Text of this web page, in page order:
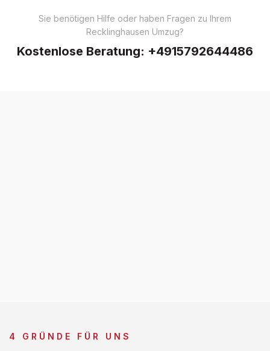
Sie benötigen Hilfe oder haben Fragen zu Ihrem
Recklinghausen Umzug?
Kostenlose Beratung: +4915792644486
4 GRÜNDE FÜR UNS